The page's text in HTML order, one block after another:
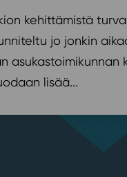
kehittämistä
jo jonkin
asukastoimikunnan
lisää...